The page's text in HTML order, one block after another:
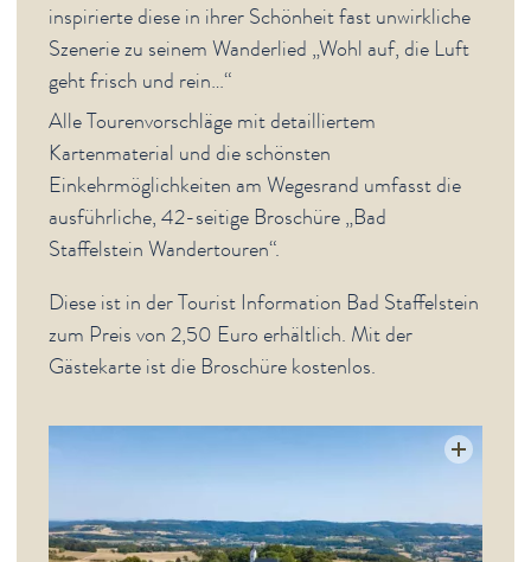
inspirierte diese in ihrer Schönheit fast unwirkliche
Szenerie zu seinem Wanderlied „Wohl auf, die Luft
geht frisch und rein…“
Alle Tourenvorschläge mit detailliertem
Kartenmaterial und die schönsten
Einkehrmöglichkeiten am Wegesrand umfasst die
ausführliche, 42-seitige Broschüre „Bad
Staffelstein Wandertouren“.
Diese ist in der Tourist Information Bad Staffelstein
zum Preis von 2,50 Euro erhältlich. Mit der
Gästekarte ist die Broschüre kostenlos.